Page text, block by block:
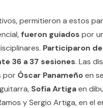
permitieron a estos
fueron guiados por
Participaron
36 a 37 sesiones. Las
por Óscar Panameñoen
Sofía Artigaen
y Sergio Artiga, en el